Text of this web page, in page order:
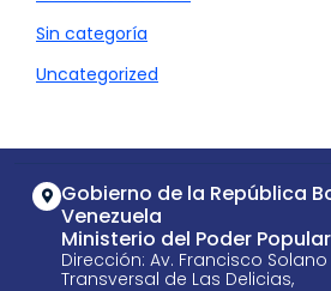
Sin categoría
Uncategorized
Gobierno de la República
Venezuela
Ministerio del Poder
Dirección: Av. Francisco
Transversal de Las Delicias,